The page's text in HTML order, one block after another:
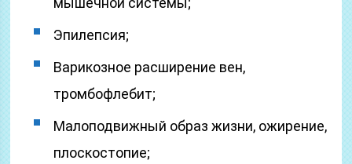
Эпилепсия;
Варикозное расширение вен,
тромбофлебит;
Малоподвижный образ жизни, ожирение,
плоскостопие;